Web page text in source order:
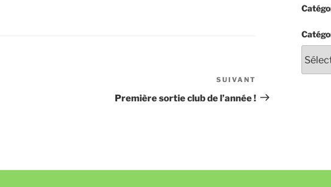
suivant
SUIVANT
Première sortie club de l’année !